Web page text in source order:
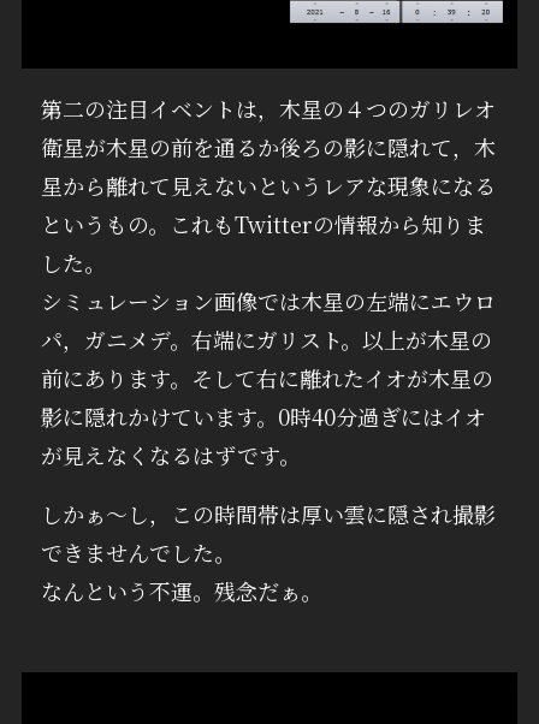
第二の注目イベントは，木星の４つのガリレオ
衛星が木星の前を通るか後ろの影に隠れて，木
星から離れて見えないというレアな現象になる
というもの。これもTwitterの情報から知りま
した。
シミュレーション画像では木星の左端にエウロ
パ，ガニメデ。右端にガリスト。以上が木星の
前にあります。そして右に離れたイオが木星の
影に隠れかけています。0時40分過ぎにはイオ
が見えなくなるはずです。
しかぁ～し，この時間帯は厚い雲に隠され撮影
できませんでした。
なんという不運。残念だぁ。